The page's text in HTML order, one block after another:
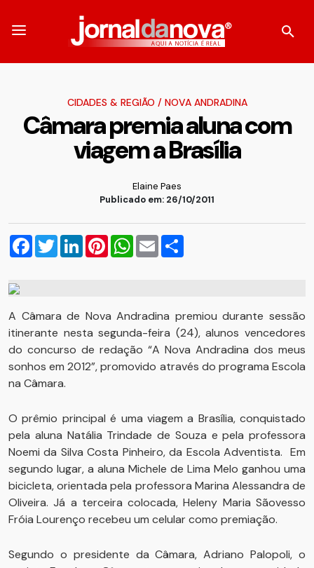
CIDADES & REGIÃO / NOVA ANDRADINA
Câmara premia aluna com
viagem a Brasília
Elaine Paes
Publicado em: 26/10/2011
Facebook
TwitterLinkedInPinterestWhatsApp
Email
A Câmara de Nova Andradina premiou durante sessão
itinerante nesta segunda-feira (24), alunos vencedores
do concurso de redação “A Nova Andradina dos meus
sonhos em 2012”, promovido através do programa Escola
na Câmara.
O prêmio principal é uma viagem a Brasília, conquistado
pela aluna Natália Trindade de Souza e pela professora
Noemi da Silva Costa Pinheiro, da Escola Adventista. Em
segundo lugar, a aluna Michele de Lima Melo ganhou uma
bicicleta, orientada pela professora Marina Alessandra de
Oliveira. Já a terceira colocada, Heleny Maria Sãovesso
Fróia Lourenço recebeu um celular como premiação.
Segundo o presidente da Câmara, Adriano Palopoli, o